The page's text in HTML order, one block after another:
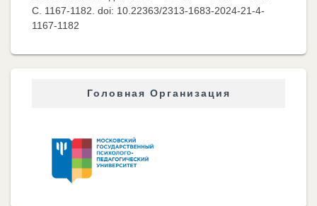
C. 1167-1182. doi: 10.22363/2313-1683-2024-21-4-
1167-1182
Головная Организация